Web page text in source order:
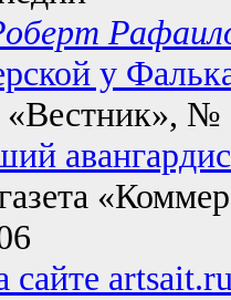
у
№
сайте